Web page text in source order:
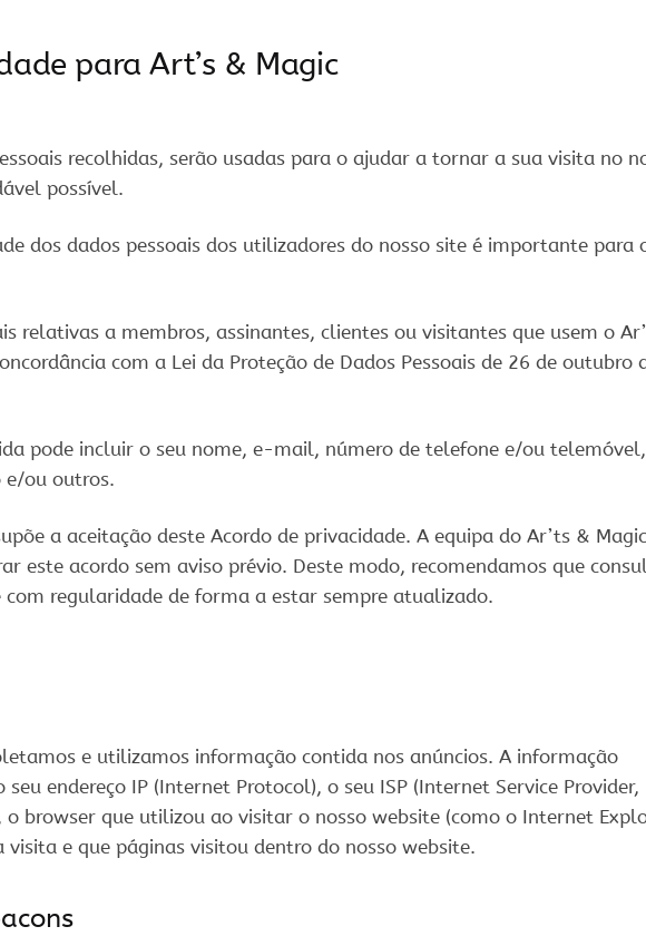
para Art’s & Magic
recolhidas, serão usadas para o ajudar a tornar a sua visita no
possível.
dos dados pessoais dos utilizadores do nosso site é importante para
relativas a membros, assinantes, clientes ou visitantes que usem o
com a Lei da Proteção de Dados Pessoais de 26 de outubro
pode incluir o seu nome, e-mail, número de telefone e/ou telemóvel,
e/ou outros.
a aceitação deste Acordo de privacidade. A equipa do Ar’ts & Magic
este acordo sem aviso prévio. Deste modo, recomendamos que
regularidade de forma a estar sempre atualizado.
e utilizamos informação contida nos anúncios. A informação
endereço IP (Internet Protocol), o seu ISP (Internet Service Provider,
o browser que utilizou ao visitar o nosso website (como o Internet
visita e que páginas visitou dentro do nosso website.